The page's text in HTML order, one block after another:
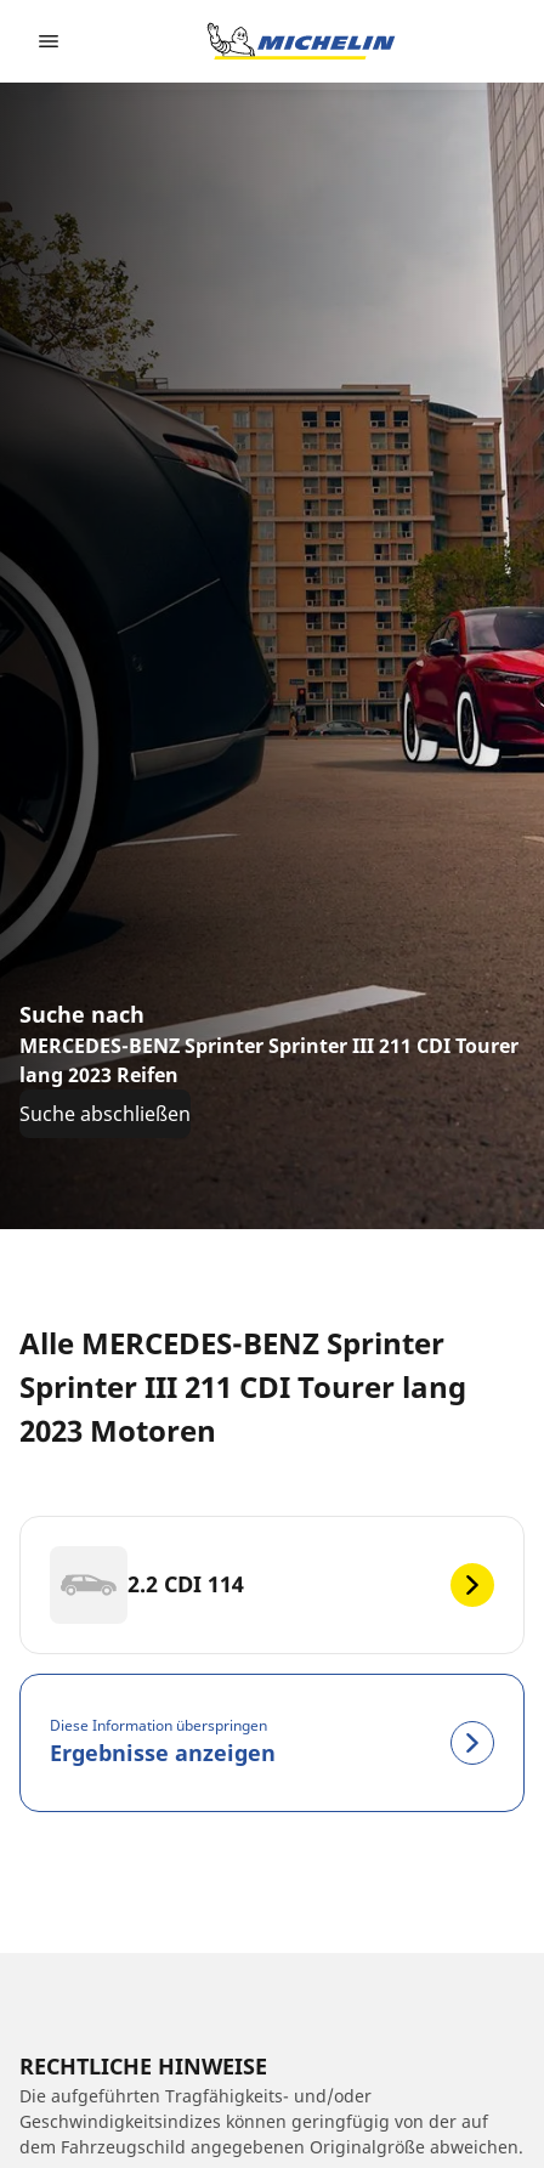
Suche nach
MERCEDES-BENZ Sprinter Sprinter III 211 CDI Tourer
lang 2023 Reifen
Suche abschließen
Alle MERCEDES-BENZ Sprinter
Sprinter III 211 CDI Tourer lang
2023 Motoren
2.2 CDI 114
Diese Information überspringen
Ergebnisse anzeigen
RECHTLICHE HINWEISE
Die aufgeführten Tragfähigkeits- und/oder
Geschwindigkeitsindizes können geringfügig von der auf
dem Fahrzeugschild angegebenen Originalgröße abweichen.